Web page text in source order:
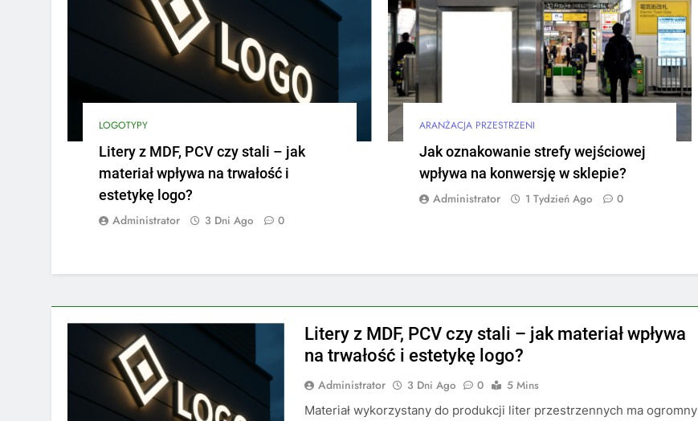
LOGOTYPY
Litery z MDF, PCV czy stali – jak
materiał wpływa na trwałość i
estetykę logo?
Administrator 3 Dni Ago 0
ARANŻACJA PRZESTRZENI
Jak oznakowanie strefy wejściowej
wpływa na konwersję w sklepie?
Administrator 1 Tydzień Ago 0
Litery z MDF, PCV czy stali – jak materiał wpływa
na trwałość i estetykę logo?
Administrator 3 Dni Ago 0
5 Mins
Materiał wykorzystany do produkcji liter przestrzennych ma ogromny